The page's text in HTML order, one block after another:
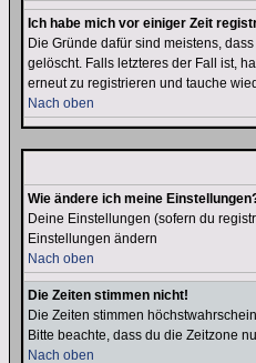
Ich habe mich vor einiger Zeit
Die Gründe dafür sind meistens,
gelöscht. Falls letzteres der Fall ist,
erneut zu registrieren und tauche
Nach oben
Wie ändere ich meine
Deine Einstellungen (sofern du
Einstellungen ändern
Nach oben
Die Zeiten stimmen nicht!
Die Zeiten stimmen
Bitte beachte, dass du die Zeitzone
Nach oben